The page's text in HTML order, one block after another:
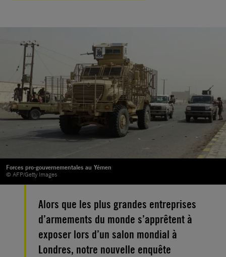
Forces pro-gouvernementales au Yémen
© AFP/Getty Images
Alors que les plus grandes entreprises
d’armements du monde s’apprêtent à
exposer lors d’un salon mondial à
Londres, notre nouvelle enquête